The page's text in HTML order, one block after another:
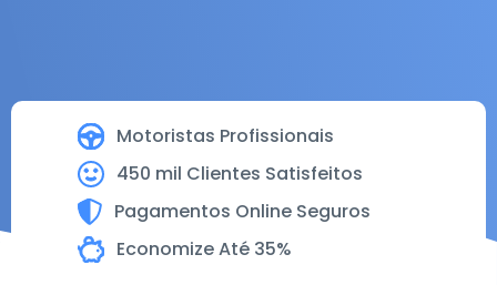
Motoristas Profissionais
450 mil Clientes Satisfeitos
Pagamentos Online Seguros
Economize Até 35%